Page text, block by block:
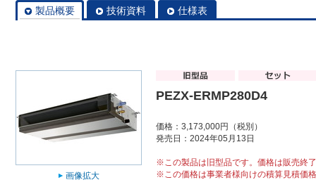
製品概要 技術資料 仕様表
画像拡大
PEZX-ERMP280D4
価格：3,173,000円（税別）
発売日：2024年05月13日
※この製品は旧型品です。価格は販売終
※この価格は事業者様向けの積算見積価